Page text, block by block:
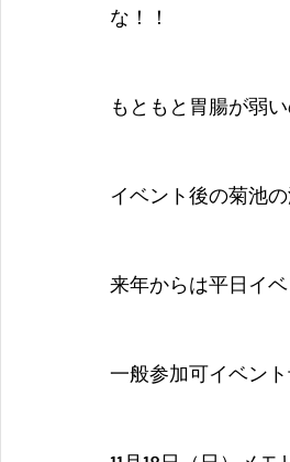
な！！
もともと胃腸が弱
イベント後の菊池
来年からは平日イ
一般参加可イベン